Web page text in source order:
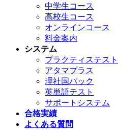
中学生コース
高校生コース
オンラインコース
料金案内
システム
プラクティステスト
アタマプラス
理社国パック
英単語テスト
サポートシステム
合格実績
よくある質問